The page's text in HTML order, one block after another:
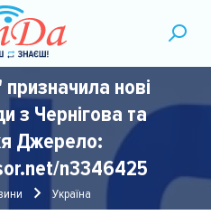
нові
з Чернігова та
Джерело:
n3346425
Україна